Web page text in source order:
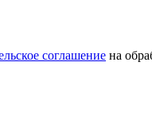
соглашение на